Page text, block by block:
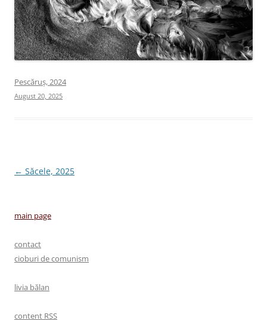
Pescăruș, 2024
August 20, 2025
Post
← Săcele, 2025
main page
contact
cioburi de comunism
livia bălan
content RSS